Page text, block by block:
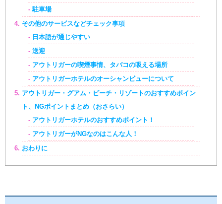
駐車場
その他のサービスなどチェック事項
日本語が通じやすい
送迎
アウトリガーの喫煙事情、タバコの吸える場所
アウトリガーホテルのオーシャンビューについて
アウトリガー・グアム・ビーチ・リゾートのおすすめポイン
ト、NGポイントまとめ（おさらい）
アウトリガーホテルのおすすめポイント！
アウトリガーがNGなのはこんな人！
おわりに